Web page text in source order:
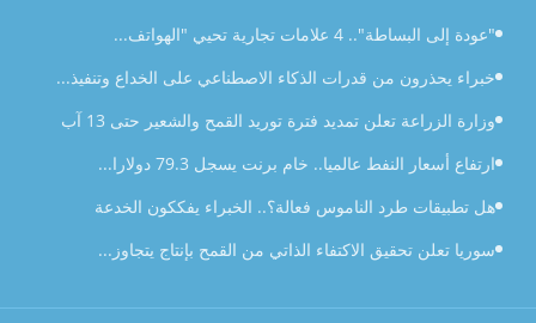
"عودة إلى البساطة".. 4 علامات تجارية تحيي "الهواتف...
خبراء يحذرون من قدرات الذكاء الاصطناعي على الخداع وتنفيذ...
وزارة الزراعة تعلن تمديد فترة توريد القمح والشعير حتى 13 آب
ارتفاع أسعار النفط عالميا.. خام برنت يسجل 79.3 دولارا...
هل تطبيقات طرد الناموس فعالة؟.. الخبراء يفككون الخدعة
سوريا تعلن تحقيق الاكتفاء الذاتي من القمح بإنتاج يتجاوز...